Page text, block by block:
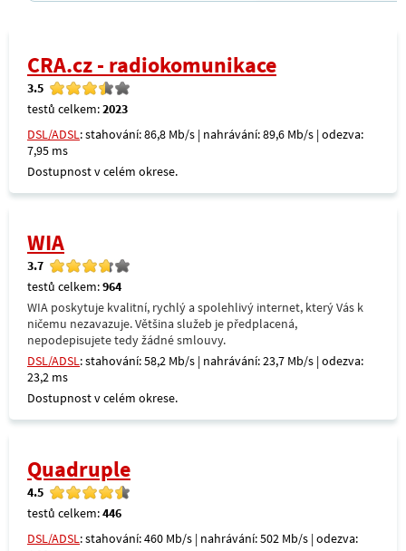
CRA.cz - radiokomunikace
3.5
testů celkem:2023
DSL/ADSL: stahování: 86,8 Mb/s | nahrávání: 89,6 Mb/s | odezva:
7,95 ms
Dostupnost v celém okrese.
WIA
3.7
testů celkem:964
WIA poskytuje kvalitní, rychlý a spolehlivý internet, který Vás k
ničemu nezavazuje. Většina služeb je předplacená,
nepodepisujete tedy žádné smlouvy.
DSL/ADSL: stahování: 58,2 Mb/s | nahrávání: 23,7 Mb/s | odezva:
23,2 ms
Dostupnost v celém okrese.
Quadruple
4.5
testů celkem:446
DSL/ADSL: stahování: 460 Mb/s | nahrávání: 502 Mb/s | odezva: